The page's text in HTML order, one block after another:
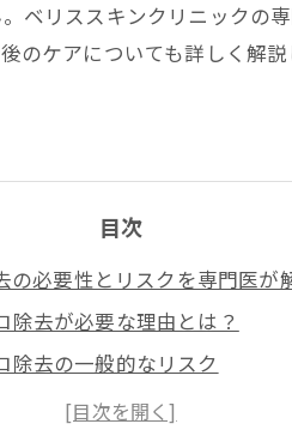
ベリススキンクリニックの
のケアについても詳しく解
目次
の必要性とリスクを専門医が
除去が必要な理由とは？
除去の一般的なリスク
が原因で起こりうる健康問題